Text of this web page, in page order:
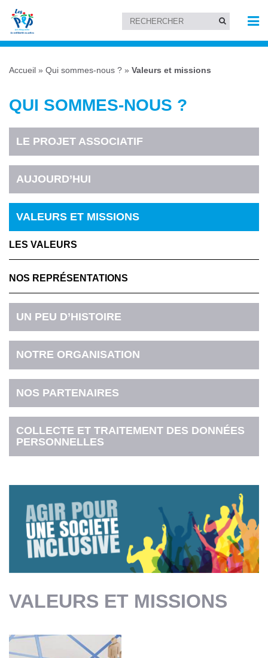
Accueil » Qui sommes-nous ? » Valeurs et missions
QUI SOMMES-NOUS ?
LE PROJET ASSOCIATIF
AUJOURD’HUI
VALEURS ET MISSIONS
LES VALEURS
NOS REPRÉSENTATIONS
UN PEU D’HISTOIRE
NOTRE ORGANISATION
NOS PARTENAIRES
COLLECTE ET TRAITEMENT DES DONNÉES
PERSONNELLES
VALEURS ET MISSIONS